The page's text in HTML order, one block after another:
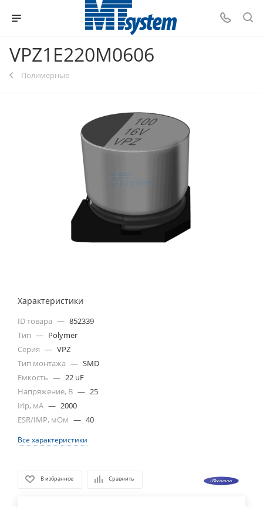
VPZ1E220M0606
Полимерные
Характеристики
ID товара — 852339
Тип — Polymer
Серия — VPZ
Тип монтажа — SMD
Емкость — 22 uF
Напряжение, В — 25
Irip, мА — 2000
ESR/IMP, мОм — 40
Все характеристики
В избранное Сравнить